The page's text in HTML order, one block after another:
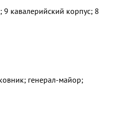
9 кавалерийский корпус; 8
генерал-майор;